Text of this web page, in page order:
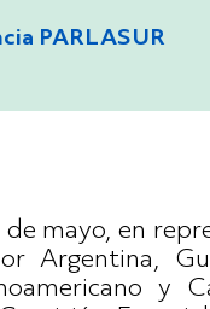
PARLASUR
de mayo, en
Argentina,
y